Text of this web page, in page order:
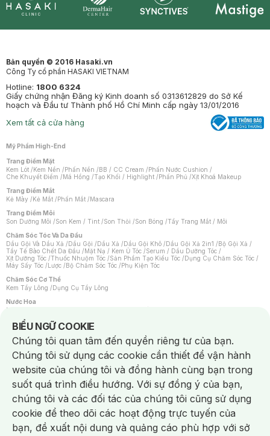
Bản quyền © 2016 Hasaki.vn
Công Ty cổ phần HASAKI VIETNAM
Hotline: 1800 6324
Giấy chứng nhận Đăng ký Kinh doanh số 0313612829 do Sở Kế
hoạch và Đầu tư Thành phố Hồ Chí Minh cấp ngày 13/01/2016
Xem tất cả cửa hàng
Mỹ Phẩm High-End
Trang Điểm Mặt
Kem Lót /Kem Nền /Phấn Nền /BB / CC Cream /Phấn Nước Cushion /
Che Khuyết Điểm /Má Hồng /Tạo Khối / Highlight /Phấn Phủ /Xịt Khoá Makeup
Trang Điểm Mắt
Kẻ Mày /Kẻ Mắt /Phấn Mắt /Mascara
Trang Điểm Môi
Son Dưỡng Môi /Son Kem / Tint /Son Thỏi /Son Bóng /Tẩy Trang Mắt / Môi
Chăm Sóc Tóc Và Da Đầu
Dầu Gội Và Dầu Xả /Dầu Gội /Dầu Xả /Dầu Gội Khô /Dầu Gội Xả 2in1 /Bộ Gội Xả /
Tẩy Tế Bào Chết Da Đầu /Mặt Nạ / Kem Ủ Tóc /Serum / Dầu Dưỡng Tóc /
Xịt Dưỡng Tóc /Thuốc Nhuộm Tóc /Sản Phẩm Tạo Kiểu Tóc /Dụng Cụ Chăm Sóc Tóc /
Máy Sấy Tóc /Lược /Bộ Chăm Sóc Tóc /Phụ Kiện Tóc
Chăm Sóc Cơ Thể
Kem Tẩy Lông /Dụng Cụ Tẩy Lông
Nước Hoa
Nước Hoa Nữ
Chăm Sóc Cá Nhân
Chống Muỗi /Khẩu Trang /Máy Massage/Mặt Nạ Xông Hơi /Nước Rửa Tay/
Sản Phẩm Chăm Sóc Khác /Bàn Chải Đánh Răng /Bàn Chải Điện/
Hỗ Trợ Trắng Răng/Kem Đánh Răng /Máy Tăm Nước/ Nước Súc Miệng/
Tăm / Chỉ Nha Khoa/ Xịt Thơm Miệng / Dung Dịch Vệ Sinh/Dưỡng Vùng Kín/
Khăn Ướt Vệ Sinh Vùng Kín/Băng Vệ Sinh/Tampon/Bọt Cạo Râu /Dao Cạo Râu/
Máy Cạo Râu
Vấn Đề Về Da
Da Dầu / Lỗ Chân Lông To/ Da Khô / Mất Nước/ Da Lão Hóa/ Da Mụn/
Da Nhạy Cảm / Kích Ứng
Da Xỉn Màu Thâm / Nám / Tàn Nhang
Quầng Thâm & Bọng Mắt /Sẹo /Viêm Da Cơ Địa
Dụng Cụ / Phụ Kiện Chăm Sóc Da
BIỂU NGỮ COOKIE
Notice about cookies usage
Chúng tôi quan tâm đến quyền riêng tư của bạn.
Chúng tôi sử dụng các cookie cần thiết để vận hành
website của chúng tôi và đồng hành cùng bạn trong
suốt quá trình điều hướng. Với sự đồng ý của bạn,
chúng tôi và các đối tác của chúng tôi cũng sử dụng
cookie để theo dõi các hoạt động trực tuyến của
bạn, đề xuất nội dung và quảng cáo phù hợp với sở